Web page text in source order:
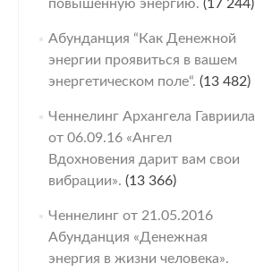
повышенную энергию. (17 244)
Абунданция “Как Денежной
энергии проявиться в вашем
энергетическом поле“. (13 482)
Ченнелинг Архангела Гавриила
от 06.09.16 «Ангел
Вдохновения дарит вам свои
вибрации». (13 366)
Ченнелинг от 21.05.2016
Абунданция «Денежная
энергия в жизни человека».